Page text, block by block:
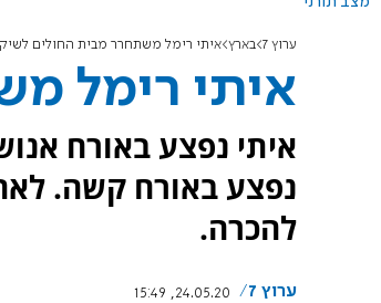
ערוץ 7 בארץ איתי רימל משתחרר מבית החולים
איתי רימל
איתי נפצע באורח
נפצע באורח קשה.
להכרה.
ערוץ 7
24.05.20, 15:49